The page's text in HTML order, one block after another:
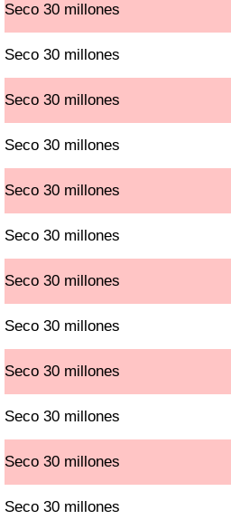
Seco 30 millones
Seco 30 millones
Seco 30 millones
Seco 30 millones
Seco 30 millones
Seco 30 millones
Seco 30 millones
Seco 30 millones
Seco 30 millones
Seco 30 millones
Seco 30 millones
Seco 30 millones